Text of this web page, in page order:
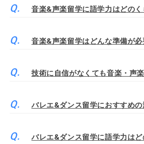
音楽&声楽留学に語学力はどのく
音楽&声楽留学はどんな準備が必
技術に自信がなくても音楽・声
バレエ&ダンス留学におすすめの
バレエ&ダンス留学に語学力はど